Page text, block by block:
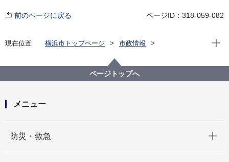
前のページに戻る ページID：318-059-082
現在位置 横浜市トップページ
市政情報
第５期「きらっとあさひプラン」（旭区地域福祉保健
計画）素案への区民意見を募集します！
現在
ページトップへ
メニュー
防災・救急